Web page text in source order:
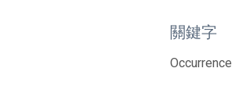
關鍵字
Occurrence